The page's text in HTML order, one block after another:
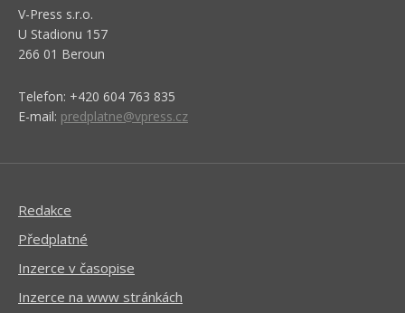
V-Press s.r.o.
U Stadionu 157
266 01 Beroun
Telefon: +420 604 763 835
E-mail: predplatne@vpress.cz
Redakce
Předplatné
Inzerce v časopise
Inzerce na www stránkách